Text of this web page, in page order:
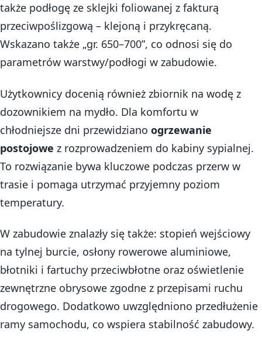
także podłogę ze sklejki foliowanej z fakturą
przeciwpoślizgową – klejoną i przykręcaną.
Wskazano także „gr. 650–700”, co odnosi się do
parametrów warstwy/podłogi w zabudowie.
Użytkownicy docenią również zbiornik na wodę z
dozownikiem na mydło. Dla komfortu w
chłodniejsze dni przewidziano ogrzewanie
postojowe z rozprowadzeniem do kabiny sypialnej.
To rozwiązanie bywa kluczowe podczas przerw w
trasie i pomaga utrzymać przyjemny poziom
temperatury.
W zabudowie znalazły się także: stopień wejściowy
na tylnej burcie, osłony rowerowe aluminiowe,
błotniki i fartuchy przeciwbłotne oraz oświetlenie
zewnętrzne obrysowe zgodne z przepisami ruchu
drogowego. Dodatkowo uwzględniono przedłużenie
ramy samochodu, co wspiera stabilność zabudowy.